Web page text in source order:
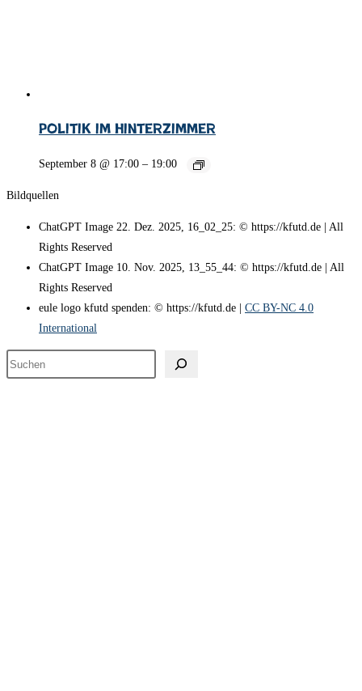
Politik im Hinterzimmer
September 8 @ 17:00 – 19:00
Bildquellen
ChatGPT Image 22. Dez. 2025, 16_02_25: © https://kfutd.de | All
Rights Reserved
ChatGPT Image 10. Nov. 2025, 13_55_44: © https://kfutd.de | All
Rights Reserved
eule logo kfutd spenden: © https://kfutd.de | CC BY-NC 4.0
International
Suchen